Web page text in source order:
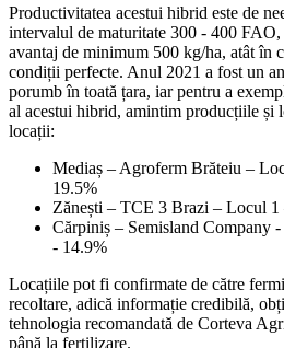
Productivitatea acestui hibrid este de
intervalul de maturitate 300 - 400 FAO,
avantaj de minimum 500 kg/ha, atât în
condiții perfecte. Anul 2021 a fost un
porumb în toată țara, iar pentru a
al acestui hibrid, amintim producțiile și
locații:
Mediaș – Agroferm Brăteiu –
19.5%
Zănești – TCE 3 Brazi – Locul 1
Cărpiniș – Semisland Company
- 14.9%
Locațiile pot fi confirmate de către
recoltare, adică informație credibilă,
tehnologia recomandată de Corteva
până la fertilizare.